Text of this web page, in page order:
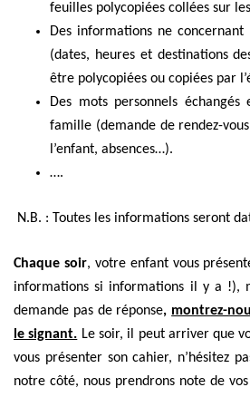
feuilles polycopiées collées sur
Des informations ne concernant
(dates, heures et destinations
être polycopiées ou copiées par
Des mots personnels
famille (demande de rendez-
l’enfant, absences…).
….
N.B. : Toutes les informations seront
Chaque soir, votre enfant vous
informations si informations il y a !),
demande pas de réponse, montrez-
le signant. Le soir, il peut arriver que
vous présenter son cahier, n’hésitez
notre côté, nous prendrons note de